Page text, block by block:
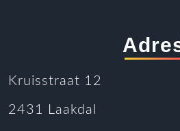
Kruisstraat 12
2431 Laakdal